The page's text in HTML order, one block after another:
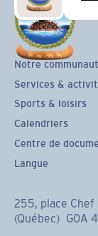
255, place Chef
(Québec) G0A
Notre
Services &
Sports & loisirs
Calendriers
Centre de
Langue